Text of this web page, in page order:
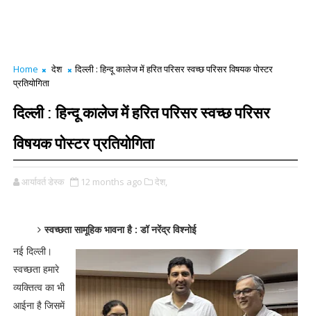
Home देश
दिल्ली : हिन्दू कालेज में हरित परिसर स्वच्छ परिसर विषयक पोस्टर
प्रतियोगिता
दिल्ली : हिन्दू कालेज में हरित परिसर स्वच्छ परिसर
विषयक पोस्टर प्रतियोगिता
आर्यावर्त डेस्क 12 months ago देश,
स्वच्छता सामूहिक भावना है : डॉ नरेंद्र विश्नोई
नई दिल्ली।
स्वच्छता हमारे
व्यक्तित्व का भी
आईना है जिसमें